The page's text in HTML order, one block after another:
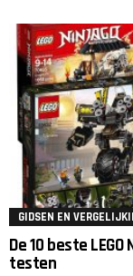
GIDSEN EN
De 10 beste
testen